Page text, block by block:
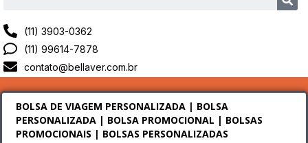
(11) 3903-0362
(11) 99614-7878
contato@bellaver.com.br
BOLSA DE VIAGEM PERSONALIZADA | BOLSA
PERSONALIZADA | BOLSA PROMOCIONAL | BOLSAS
PROMOCIONAIS | BOLSAS PERSONALIZADAS